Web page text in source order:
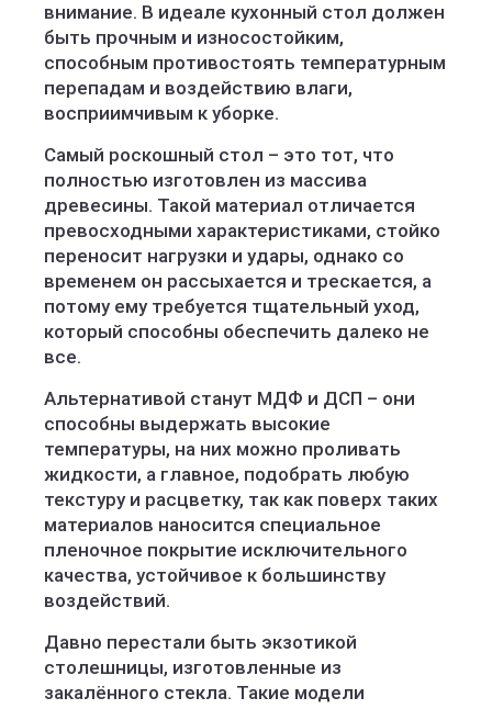
внимание. В идеале кухонный стол должен
быть прочным и износостойким,
способным противостоять температурным
перепадам и воздействию влаги,
восприимчивым к уборке.
Самый роскошный стол – это тот, что
полностью изготовлен из массива
древесины. Такой материал отличается
превосходными характеристиками, стойко
переносит нагрузки и удары, однако со
временем он рассыхается и трескается, а
потому ему требуется тщательный уход,
который способны обеспечить далеко не
все.
Альтернативой станут МДФ и ДСП – они
способны выдержать высокие
температуры, на них можно проливать
жидкости, а главное, подобрать любую
текстуру и расцветку, так как поверх таких
материалов наносится специальное
пленочное покрытие исключительного
качества, устойчивое к большинству
воздействий.
Давно перестали быть экзотикой
столешницы, изготовленные из
закалённого стекла. Такие модели